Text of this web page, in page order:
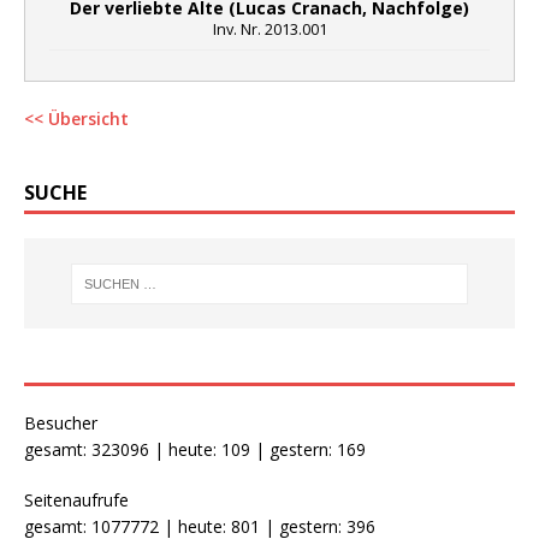
Der verliebte Alte (Lucas Cranach, Nachfolge)
Inv. Nr. 2013.001
<< Übersicht
SUCHE
Besucher
gesamt: 323096 | heute: 109 | gestern: 169
Seitenaufrufe
gesamt: 1077772 | heute: 801 | gestern: 396